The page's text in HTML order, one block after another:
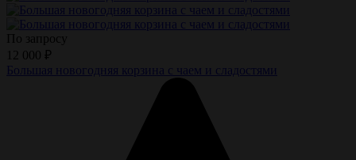
По запросу
12 000 ₽
Большая новогодняя корзина с чаем и сладостями